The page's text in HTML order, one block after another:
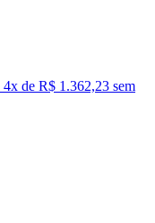
4x de R$ 1.362,23 sem